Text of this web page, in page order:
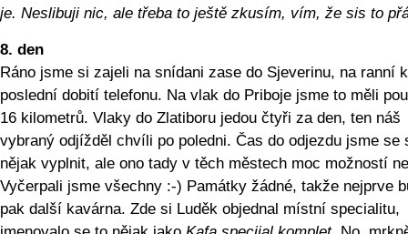
je. Neslibuji nic, ale třeba to ještě zkusím, vím, že sis to
8. den
Ráno jsme si zajeli na snídani zase do Sjeverinu, na ranní
poslední dobití telefonu. Na vlak do Priboje jsme to měli
16 kilometrů. Vlaky do Zlatiboru jedou čtyři za den, ten náš
vybraný odjížděl chvíli po poledni. Čas do odjezdu jsme se
nějak vyplnit, ale ono tady v těch městech moc možností
Vyčerpali jsme všechny :-) Památky žádné, takže nejprve
pak další kavárna. Zde si Luděk objednal místní specialitu,